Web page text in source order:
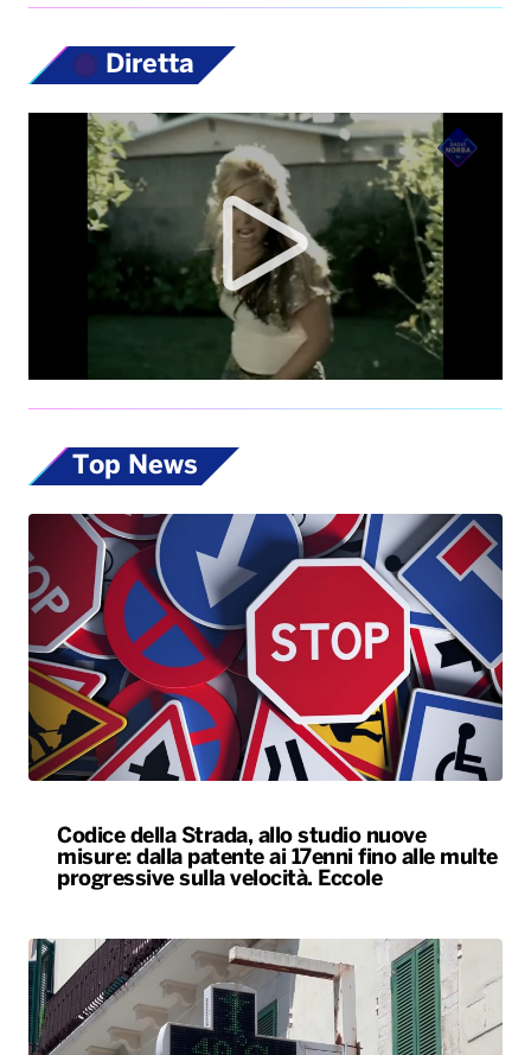
Diretta
Top News
Codice della Strada, allo studio nuove
misure: dalla patente ai 17enni fino alle multe
progressive sulla velocità. Eccole